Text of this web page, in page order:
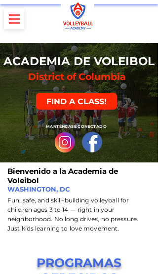
ACADEMIA DE VOLEIBOL
District of Columbia
FIND A CLASS!
MANTÉNGASE CONECTADO
Bienvenido a la Academia de
Voleibol
WASHINGTON, DC
Fun, safe, and skill-building volleyball for
children ages 3 to 14 — right in your
neighborhood. No long drives, no pressure.
Just kids learning to love movement.
PROGRAMAS